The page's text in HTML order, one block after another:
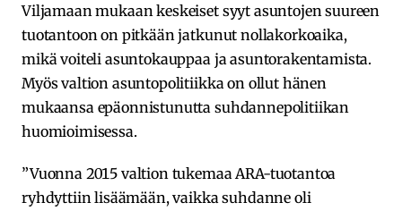
Viljamaan mukaan keskeiset syyt asuntojen suureen
tuotantoon on pitkään jatkunut nollakorkoaika,
mikä voiteli asuntokauppaa ja asuntorakentamista.
Myös valtion asuntopolitiikka on ollut hänen
mukaansa epäonnistunutta suhdannepolitiikan
huomioimisessa.
”Vuonna 2015 valtion tukemaa ARA-tuotantoa
ryhdyttiin lisäämään, vaikka suhdanne oli